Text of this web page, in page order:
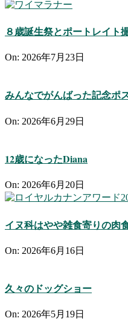
８歳誕生祭とポートレイト
On: 2026年7月23日
みんなでがんばった記念ポ
On: 2026年6月29日
12歳になったDiana
On: 2026年6月20日
イヌ科はやや雑食寄りの肉
On: 2026年6月16日
久々のドッグショー
On: 2026年5月19日